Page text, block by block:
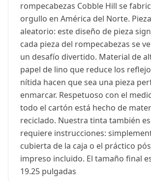
rompecabezas Cobble Hill se
orgullo en América del Norte.
aleatorio: este diseño de pieza
cada pieza del rompecabezas se
un desafío divertido. Material de
papel de lino que reduce los
nítida hacen que sea una pieza
enmarcar. Respetuoso con el
todo el cartón está hecho de
reciclado. Nuestra tinta también
requiere instrucciones:
cubierta de la caja o el práctico
impreso incluido. El tamaño final
19.25 pulgadas